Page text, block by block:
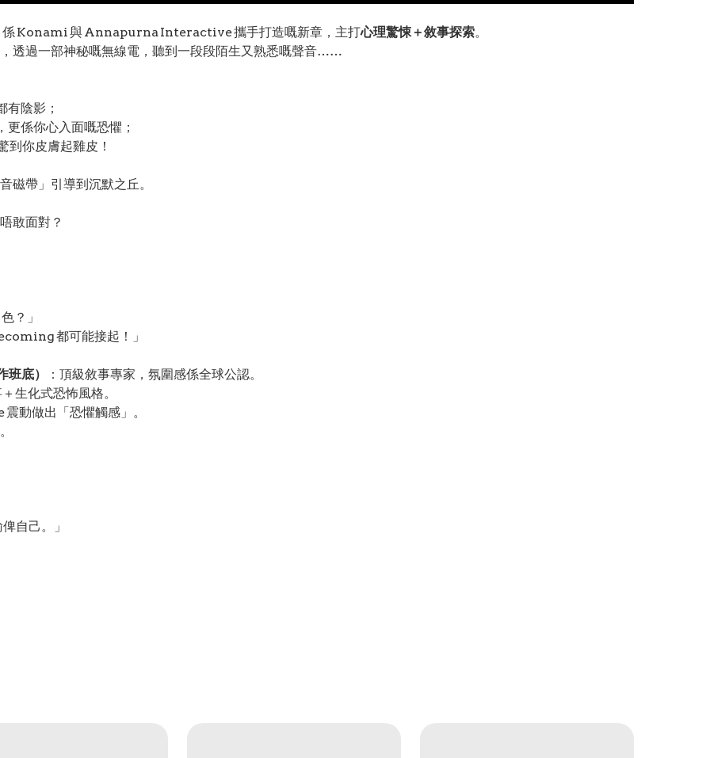
係 Konami 與 Annapurna Interactive 攜手打造嘅新章，主打心理驚悚＋敘事探索。
透過一部神秘嘅無線電，聽到一段段陌生又熟悉嘅聲音……
陰影；
係你心入面嘅恐懼；
你皮膚起雞皮！
磁帶」引導到沉默之丘。
敢面對？
？」
都可能接起！」
底）
：頂級敘事專家，氛圍感係全球公認。
生化式恐怖風格。
動做出「恐懼觸感」。
自己。」